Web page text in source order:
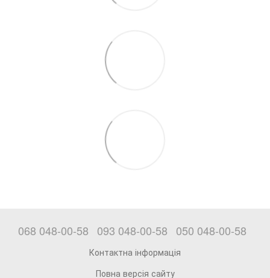
068 048-00-58 093 048-00-58 050 048-00-58
Контактна інформація
Повна версія сайту